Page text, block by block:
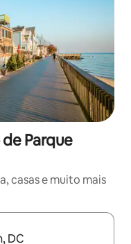
Parque
casas e muito mais
explore-os